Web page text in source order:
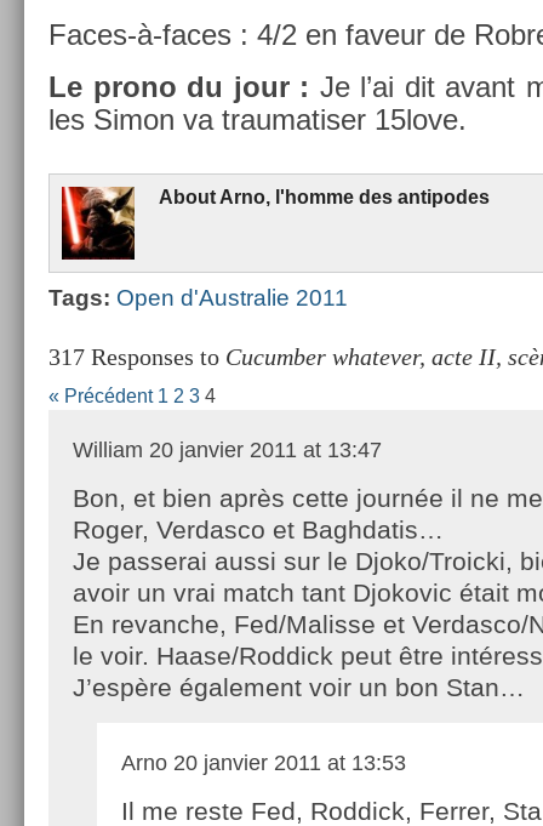
Faces-à-faces : 4/2 en faveur de
Le prono du jour : Je l’ai dit avant
les Simon va traumatis­er 15love.
About Arno, l'homme des anti­podes
Tags: Open d'Australie 2011
317 Responses to Cucumber whatever, acte II,
« Précédent 1 2 3 4
William 20 janvier 2011 at 13:47
Bon, et bien après cette journée il ne
Roger, Verdasco et Baghdatis…
Je passerai aussi sur le Djoko/Troicki,
avoir un vrai match tant Djokovic était
En revanche, Fed/Malisse et Verdasco/
le voir. Haase/Roddick peut être
J’espère également voir un bon Stan…
Arno 20 janvier 2011 at 13:53
Il me reste Fed, Roddick, Ferrer,